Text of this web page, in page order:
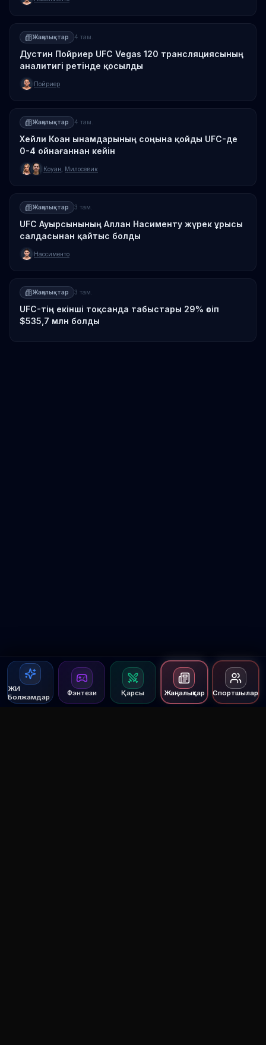
ЖИ
Болжамдар
Фэнтези Қарсы Жаңалықтар Спортшылар
Жаңалықтар 4 там.
Дустин Пойриер UFC Vegas 120 трансляциясының
аналитигі ретінде қосылды
Пойриер
Жаңалықтар 4 там.
Хейли Коан ынамдарының соңына қойды UFC-де
0-4 ойнағаннан кейін
Коуан Милосевик
Жаңалықтар 3 там.
UFC Ауырсынының Аллан Насименту жүрек ұрысы
салдасынан қайтыс болды
Нассименто
Жаңалықтар 3 там.
UFC-тің екінші тоқсанда табыстары 29% өсіп
$535,7 млн болды